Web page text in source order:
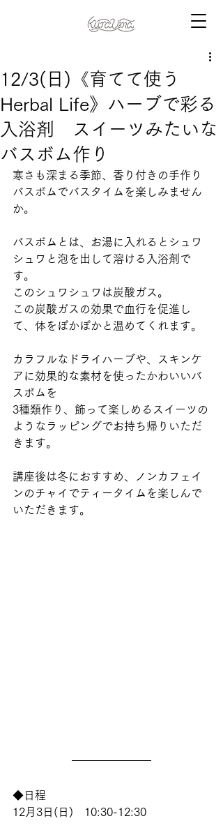
12/3(日)《育てて使う
Herbal Life》ハーブで彩る
入浴剤 スイーツみたいな
バスボム作り
寒さも深まる季節、香り付きの手作り
バスボムでバスタイムを楽しみません
か。
バスボムとは、お湯に入れるとシュワ
シュワと泡を出して溶ける入浴剤で
す。
このシュワシュワは炭酸ガス。
この炭酸ガスの効果で血行を促進し
て、体をぽかぽかと温めてくれます。
カラフルなドライハーブや、スキンケ
アに効果的な素材を使ったかわいいバ
スボムを
3種類作り、飾って楽しめるスイーツの
ようなラッピングでお持ち帰りいただ
きます。
講座後は冬におすすめ、ノンカフェイ
ンのチャイでティータイムを楽しんで
いただきます。
◆日程
12月3日(日)　10:30-12:30